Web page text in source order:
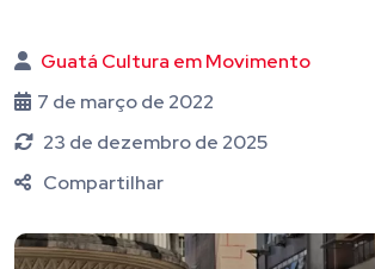
Guatá Cultura em Movimento
7 de março de 2022
23 de dezembro de 2025
Compartilhar